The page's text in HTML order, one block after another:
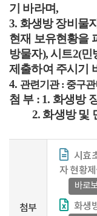
기 바라며,
3. 화생방 장비물
현재 보유현황을
방물자), 시트2(
제출하여 주시기
4. 관련기관 : 중구
첨 부 : 1. 화생방
2. 화생방 및 민
첨부
시효
자 현황
바로
화생